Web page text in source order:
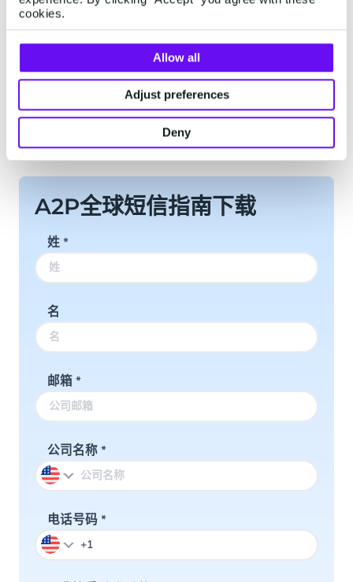
cookies.
Allow all
Adjust preferences
Deny
• 如何选择或改进短信服务
• 短信策略成功的六大关键因素
• 需要向短信服务商提出的问题列表
• A2P全球短信常见问题Q&A
A2P全球短信指南下载
姓*
名
邮箱*
公司名称*
电话号码*